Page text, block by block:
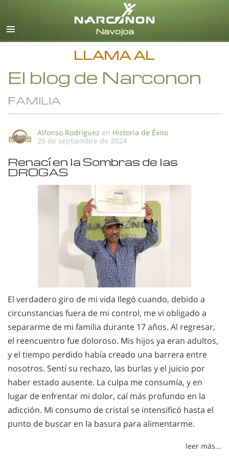
Español
Todas las Regiones/Idiomas
LLAMA AL
El blog de Narconon
FAMILIA
Alfonso Rodriguez en Historia de Éxito
26 de septiembre de 2024
Renací en la Sombras de las
DROGAS
El verdadero giro de mi vida llegó cuando, debido a
circunstancias fuera de mi control, me vi obligado a
separarme de mi familia durante 17 años. Al regresar,
el reencuentro fue doloroso. Mis hijos ya eran adultos,
y el tiempo perdido había creado una barrera entre
nosotros. Sentí su rechazo, las burlas y el juicio por
haber estado ausente. La culpa me consumía, y en
lugar de enfrentar mi dolor, caí más profundo en la
adicción. Mi consumo de cristal se intensificó hasta el
punto de buscar en la basura para alimentarme.
leer más...